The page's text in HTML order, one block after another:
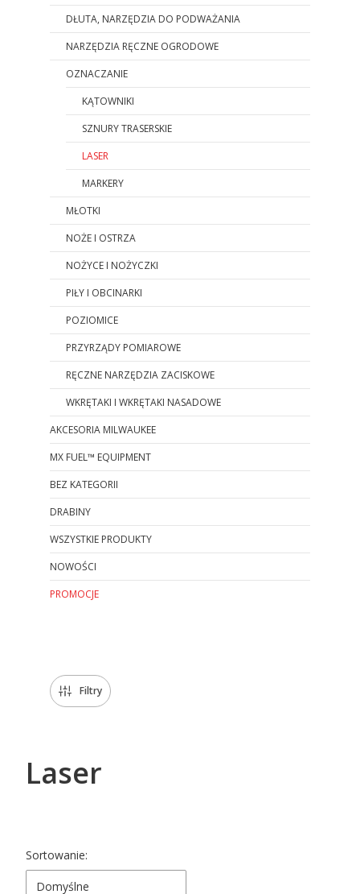
DŁUTA, NARZĘDZIA DO PODWAŻANIA
NARZĘDZIA RĘCZNE OGRODOWE
OZNACZANIE
KĄTOWNIKI
SZNURY TRASERSKIE
LASER
MARKERY
MŁOTKI
NOŻE I OSTRZA
NOŻYCE I NOŻYCZKI
PIŁY I OBCINARKI
POZIOMICE
PRZYRZĄDY POMIAROWE
RĘCZNE NARZĘDZIA ZACISKOWE
WKRĘTAKI I WKRĘTAKI NASADOWE
AKCESORIA MILWAUKEE
MX FUEL™ EQUIPMENT
BEZ KATEGORII
DRABINY
WSZYSTKIE PRODUKTY
NOWOŚCI
PROMOCJE
Filtry
Laser
Lista produktów
Sortowanie:
Domyślne